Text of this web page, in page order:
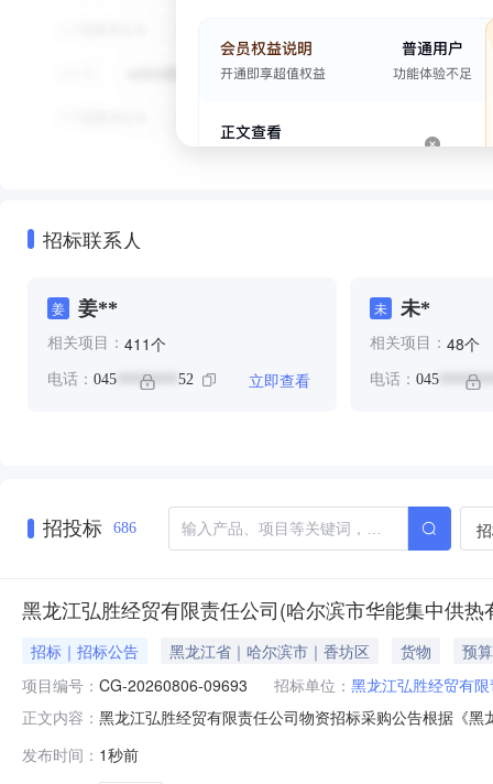
招标联系人
姜 姜**
相关项目： 411个
电话： 045 ******** 52 立即查看
未 未*
相关项目： 48个
电话： 045
招投标 686
黑龙江弘胜经贸有限责任公司(哈尔滨市华能集中供
招标｜招标公告 黑龙江省｜哈尔滨市｜香坊区 货物
预
项目编号： CG-20260806-09693 招标单位： 黑龙江弘胜经贸有
正文内容： 黑龙江弘胜经贸有限责任公司物资招标采购公告根据《
集中供热有限公司提标增效改造项目-2026年热源厂四
发布时间： 1秒前